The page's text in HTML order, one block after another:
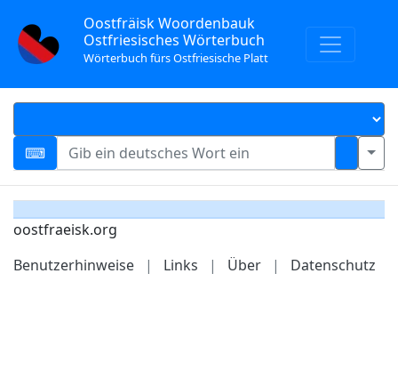
Oostfräisk Woordenbauk
Ostfriesisches Wörterbuch
Wörterbuch fürs Ostfriesische Platt
oostfraeisk.org
Benutzerhinweise
| Links | Über | Datenschutz